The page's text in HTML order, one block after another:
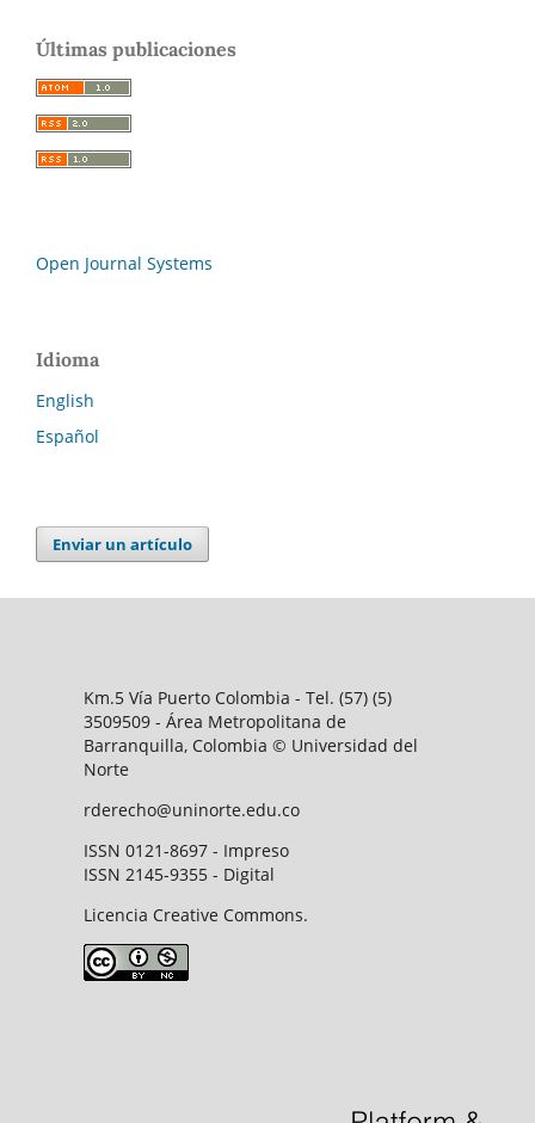
Últimas publicaciones
Open Journal Systems
Idioma
English
Español
Enviar un artículo
Km.5 Vía Puerto Colombia - Tel. (57) (5)
3509509 - Área Metropolitana de
Barranquilla, Colombia © Universidad del
Norte
rderecho@uninorte.edu.co
ISSN 0121-8697 - Impreso
ISSN 2145-9355 - Digital
Licencia Creative Commons.